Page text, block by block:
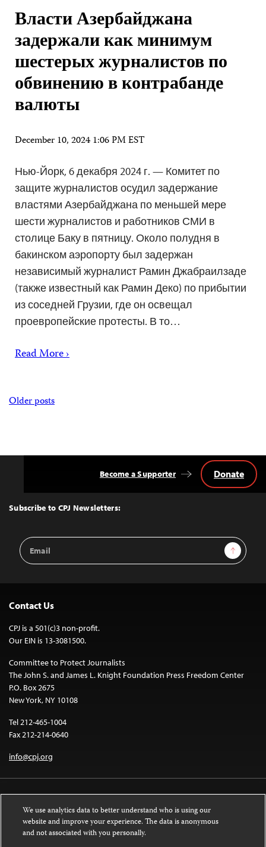
Власти Азербайджана
задержали как минимум
шестерых журналистов по
обвинению в контрабанде
валюты
December 10, 2024 1:06 PM EST
Нью-Йорк, 6 декабря 2024 г. — Комитет по
защите журналистов осудил задержание
властями Азербайджана по меньшей мере
шести журналистов и работников СМИ в
столице Баку в пятницу. Около полудня в
бакинском аэропорту был задержан
независимый журналист Рамин Джабраилзаде
(также известный как Рамин Деко) по прибытии
из соседней Грузии, где он освещал
проевропейские протесты. В то…
Read More ›
Posts
Older posts
Top
Subscribe to CPJ Newsletters:
Email
Address
Sign Up
Become a Supporter Donate
Contact Us
CPJ is a 501(c)3 non-profit.
Our EIN is 13-3081500.
Committee to Protect Journalists
The John S. and James L. Knight Foundation Press Freedom Center
P.O. Box 2675
New York, NY 10108
Tel 212-465-1004
Fax 212-214-0640
info@cpj.org
Except where noted, text on this website is licensed under a
We use analytics data to better understand who is using our
website and improve your experience. The data is anonymous
and not associated with you personally.